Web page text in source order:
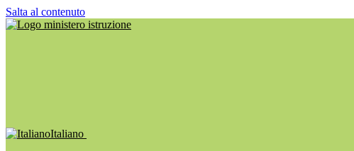
Salta al contenuto
Italiano